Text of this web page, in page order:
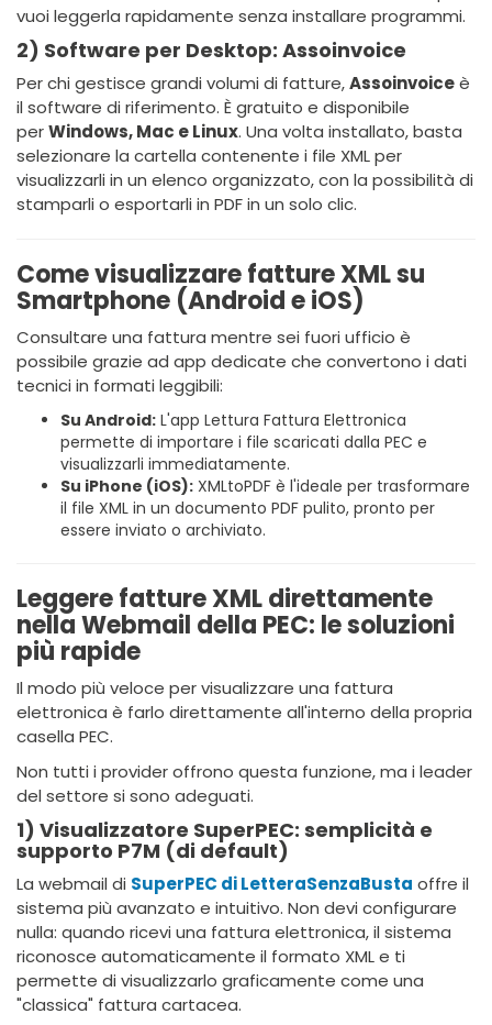
vuoi leggerla rapidamente senza installare programmi.
2) Software per Desktop: Assoinvoice
Per chi gestisce grandi volumi di fatture,Assoinvoiceè
il software di riferimento. È gratuito e disponibile
perWindows, Mac e Linux. Una volta installato, basta
selezionare la cartella contenente i file XML per
visualizzarli in un elenco organizzato, con la possibilità di
stamparli o esportarli in PDF in un solo clic.
Come visualizzare fatture XML su
Smartphone (Android e iOS)
Consultare una fattura mentre sei fuori ufficio è
possibile grazie ad app dedicate che convertono i dati
tecnici in formati leggibili:
Su Android: L'app Lettura Fattura Elettronica
permette di importare i file scaricati dalla PEC e
visualizzarli immediatamente.
Su iPhone (iOS): XMLtoPDF è l'ideale per trasformare
il file XML in un documento PDF pulito, pronto per
essere inviato o archiviato.
Leggere fatture XML direttamente
nella Webmail della PEC: le soluzioni
più rapide
Il modo più veloce per visualizzare una fattura
elettronica è farlo direttamente all'interno della propria
casella PEC.
Non tutti i provider offrono questa funzione, ma i leader
del settore si sono adeguati.
1) Visualizzatore SuperPEC: semplicità e
supporto P7M (di default)
La webmail di SuperPEC di LetteraSenzaBusta offre il
sistema più avanzato e intuitivo. Non devi configurare
nulla: quando ricevi una fattura elettronica, il sistema
riconosce automaticamente il formato XML e ti
permette di visualizzarlo graficamente come una
"classica" fattura cartacea.